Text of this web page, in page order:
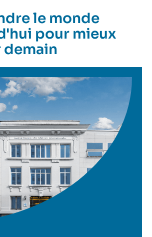
le monde
pour mieux